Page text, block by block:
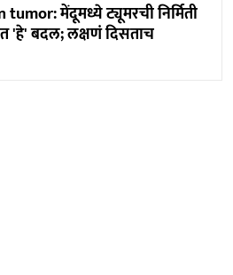
मेंदूमध्ये ट्यूमरची निर्मिती
'हे' बदल; लक्षणं दिसताच